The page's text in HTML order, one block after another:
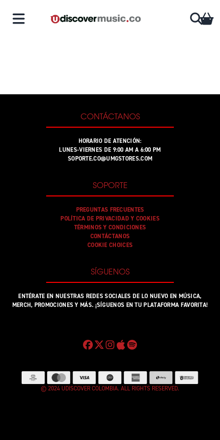
CONTÁCTANOS
HORARIO DE ATENCIÓN:
LUNES-VIERNES DE 9:00 AM A 6:00 PM
SOPORTE.CO@UMGSTORES.COM
SOPORTE
PREGUNTAS FRECUENTES
POLÍTICA DE PRIVACIDAD Y COOKIES
TÉRMINOS Y CONDICIONES
CONTÁCTANOS
COOKIE CHOICES
SÍGUENOS
ENTÉRATE EN NUESTRAS REDES SOCIALES DE LO NUEVO EN MÚSICA,
MERCH, PROMOCIONES Y MÁS. ¡SÍGUENOS EN TU PLATAFORMA FAVORITA!
© 2024 UDISCOVER COLOMBIA. ALL RIGHTS RESERVED.